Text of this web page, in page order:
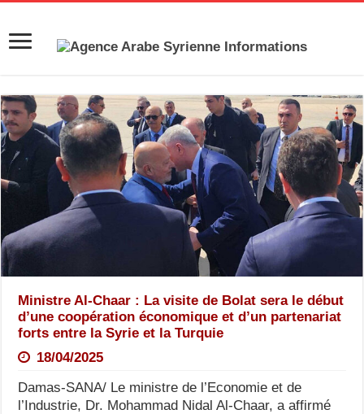
Ministre Al-Chaar : La visite de Bolat sera le début
d’une coopération économique et d’un partenariat
forts entre la Syrie et la Turquie
18/04/2025
Damas-SANA/ Le ministre de l’Economie et de
l’Industrie, Dr. Mohammad Nidal Al-Chaar, a affirmé